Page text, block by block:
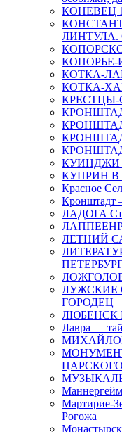
КОНЕВЕЦ 1
ЛИНТУЛА.
КОПОРЬЕ-
КОТКА-
КОТКА-
КРЕСТЦЫ-
КУИНДЖИ
КУПРИН В
Красное
Кронштадт
ЛАДОГА
ЛЕТНИЙ
ЛУЖСКИЕ
ГОРОДЕЦ
ЛЮБЕНСК
Лавра —
Мартирие-
Рогожа